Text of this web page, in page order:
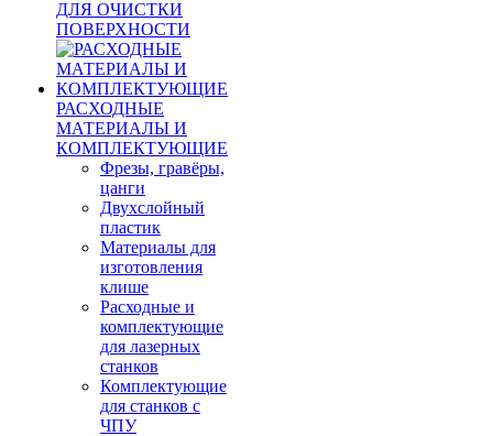
ДЛЯ ОЧИСТКИ
ПОВЕРХНОСТИ
РАСХОДНЫЕ
МАТЕРИАЛЫ И
КОМПЛЕКТУЮЩИЕ
Фрезы, гравёры,
цанги
Двухслойный
пластик
Материалы для
изготовления
клише
Расходные и
комплектующие
для лазерных
станков
Комплектующие
для станков с
ЧПУ